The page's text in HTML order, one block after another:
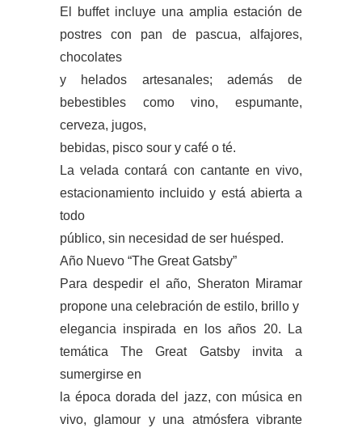
El buffet incluye una amplia estación de
postres con pan de pascua, alfajores,
chocolates
y helados artesanales; además de
bebestibles como vino, espumante,
cerveza, jugos,
bebidas, pisco sour y café o té.
La velada contará con cantante en vivo,
estacionamiento incluido y está abierta a
todo
público, sin necesidad de ser huésped.
Año Nuevo “The Great Gatsby”
Para despedir el año, Sheraton Miramar
propone una celebración de estilo, brillo y
elegancia inspirada en los años 20. La
temática The Great Gatsby invita a
sumergirse en
la época dorada del jazz, con música en
vivo, glamour y una atmósfera vibrante